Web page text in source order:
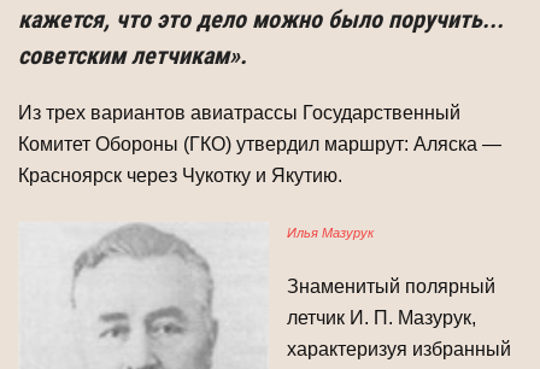
кажется, что это дело можно было поручить...
советским лет­чикам».
Из трех вариантов авиатрассы Государственный
Комитет Обороны (ГКО) ут­вердил маршрут: Аляска —
Красноярск через Чукотку и Якутию.
Илья Мазурук
Знаменитый полярный
летчик И. П. Мазурук,
характеризуя избранный